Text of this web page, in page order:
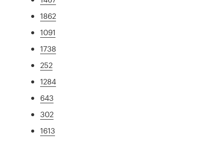
1862
1091
1738
252
1284
643
302
1613